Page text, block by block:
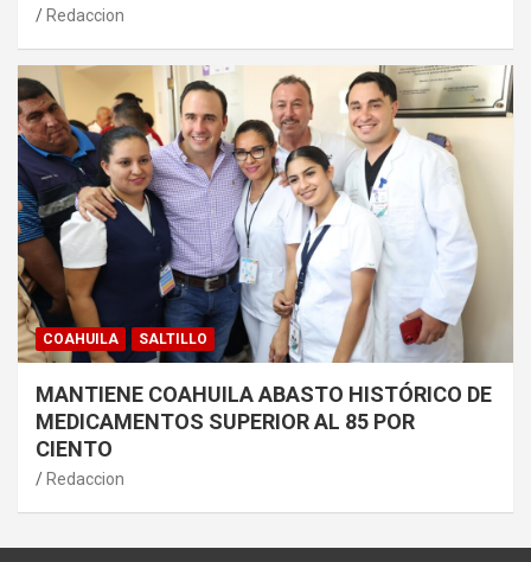
Redaccion
COAHUILA SALTILLO
MANTIENE COAHUILA ABASTO HISTÓRICO DE
MEDICAMENTOS SUPERIOR AL 85 POR
CIENTO
Redaccion